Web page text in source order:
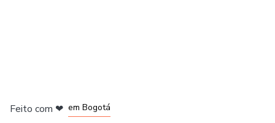
Feito com ❤ em Bogotá